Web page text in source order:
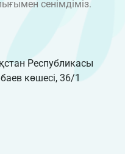
сенімдіміз.
Республикасы
көшесі, 36/1